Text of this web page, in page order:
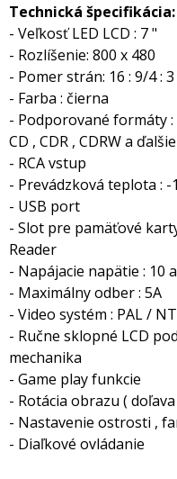
Technická špecifikácia:
- Veľkosť LED LCD : 7 "
- Rozlíšenie: 800 x 480
- Pomer strán: 16 : 9/4 : 3
- Farba : čierna
- Podporované formáty :
CD , CDR , CDRW a ďalšie
- RCA vstup
- Prevádzková teplota : -
- USB port
- Slot pre pamäťové
Reader
- Napájacie napätie : 10
- Maximálny odber : 5A
- Video systém : PAL /
- Ručne sklopné LCD
mechanika
- Game play funkcie
- Rotácia obrazu (
- Nastavenie ostrosti ,
- Diaľkové ovládanie